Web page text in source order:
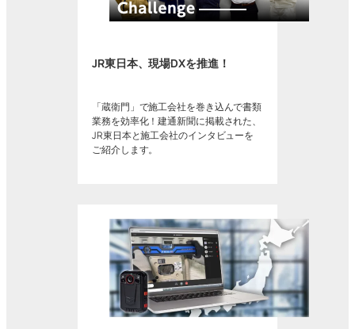
JR東日本、現場DXを推進！
「蔵衛門」で施工会社を巻き込んで書類
業務を効率化！建通新聞に掲載された、
JR東日本と施工会社のインタビューを
ご紹介します。